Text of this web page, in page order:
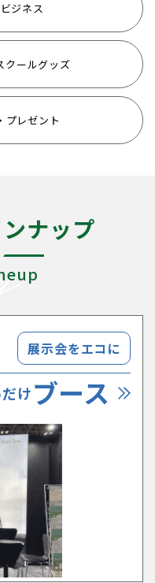
ジネス
クールグッズ
プレゼント
ナップ
展示会をエコに
けブース